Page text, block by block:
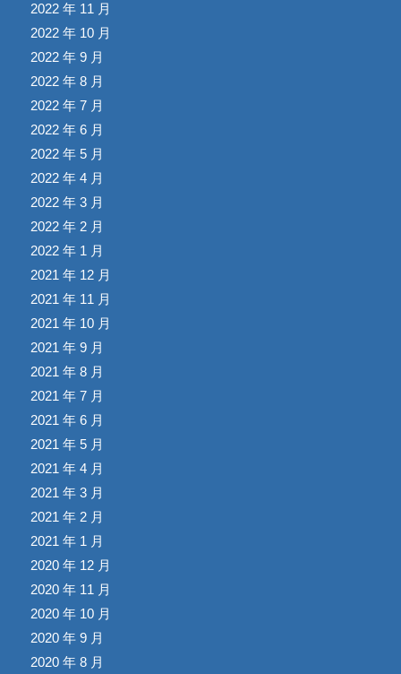
2022 年 11 月
2022 年 10 月
2022 年 9 月
2022 年 8 月
2022 年 7 月
2022 年 6 月
2022 年 5 月
2022 年 4 月
2022 年 3 月
2022 年 2 月
2022 年 1 月
2021 年 12 月
2021 年 11 月
2021 年 10 月
2021 年 9 月
2021 年 8 月
2021 年 7 月
2021 年 6 月
2021 年 5 月
2021 年 4 月
2021 年 3 月
2021 年 2 月
2021 年 1 月
2020 年 12 月
2020 年 11 月
2020 年 10 月
2020 年 9 月
2020 年 8 月